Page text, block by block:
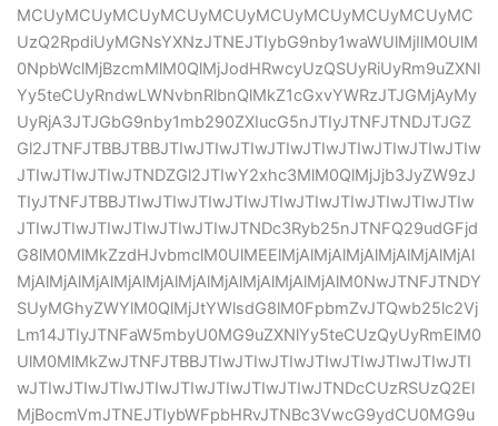
MCUyMCUyMCUyMCUyMCUyMCUyMCUyMCUyMCUyMC
UzQ2RpdiUyMGNsYXNzJTNEJTIybG9nby1waWUlMjIlM0UlM
0NpbWclMjBzcmMlM0QlMjJodHRwcyUzQSUyRiUyRm9uZXNl
Yy5teCUyRndwLWNvbnRlbnQlMkZ1cGxvYWRzJTJGMjAyMy
UyRjA3JTJGbG9nby1mb290ZXIucG5nJTIyJTNFJTNDJTJGZ
Gl2JTNFJTBBJTBBJTIwJTIwJTIwJTIwJTIwJTIwJTIwJTIwJTIw
JTIwJTIwJTIwJTNDZGl2JTIwY2xhc3MlM0QlMjJjb3JyZW9zJ
TIyJTNFJTBBJTIwJTIwJTIwJTIwJTIwJTIwJTIwJTIwJTIwJTIw
JTIwJTIwJTIwJTIwJTIwJTIwJTNDc3Ryb25nJTNFQ29udGFjd
G8lM0MlMkZzdHJvbmclM0UlMEElMjAlMjAlMjAlMjAlMjAlMjAl
MjAlMjAlMjAlMjAlMjAlMjAlMjAlMjAlMjAlMjAlM0NwJTNFJTNDY
SUyMGhyZWYlM0QlMjJtYWlsdG8lM0FpbmZvJTQwb25lc2Vj
Lm14JTIyJTNFaW5mbyU0MG9uZXNlYy5teCUzQyUyRmElM0
UlM0MlMkZwJTNFJTBBJTIwJTIwJTIwJTIwJTIwJTIwJTIwJTI
wJTIwJTIwJTIwJTIwJTIwJTIwJTIwJTIwJTNDcCUzRSUzQ2El
MjBocmVmJTNEJTIybWFpbHRvJTNBc3VwcG9ydCU0MG9u